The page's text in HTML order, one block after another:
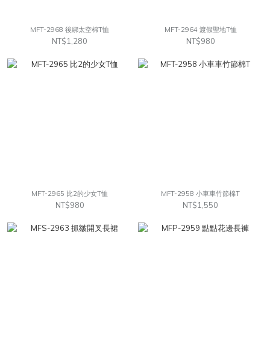
MFT-2968 後綁太空棉T恤
NT$1,280
MFT-2964 渡假聖地T恤
NT$980
MFT-2965 比2的少女T恤
NT$980
MFT-2958 小車車竹節棉T
NT$1,550